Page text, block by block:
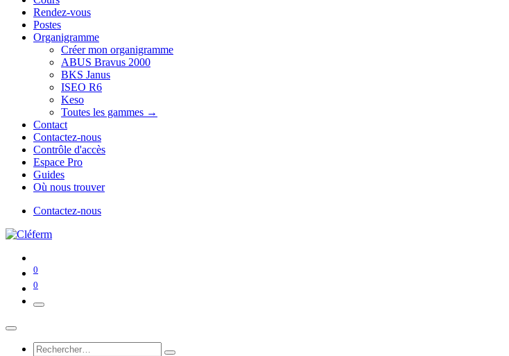
Rendez-vous
Postes
Organigramme
Créer mon organigramme
ABUS Bravus 2000
BKS Janus
ISEO R6
Keso
Toutes les gammes →
Contact
Contactez-nous
Contrôle d'accès
Espace Pro
Guides
Où nous trouver
Contactez-nous
0
0